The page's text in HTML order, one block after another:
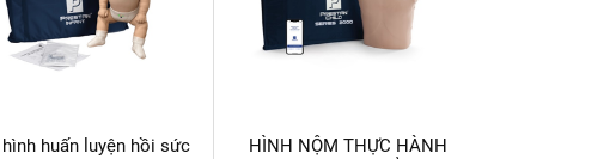
huấn luyện hồi sức
HÌNH NỘM THỰC HÀNH